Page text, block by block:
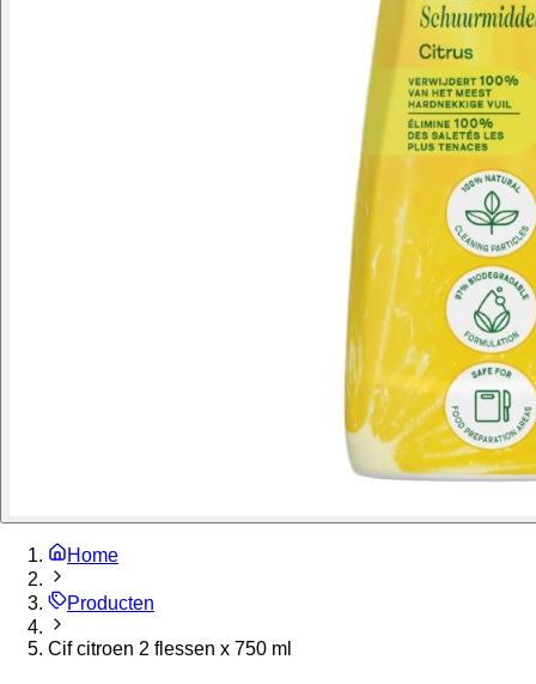
Home
Producten
Cif citroen 2 flessen x 750 ml